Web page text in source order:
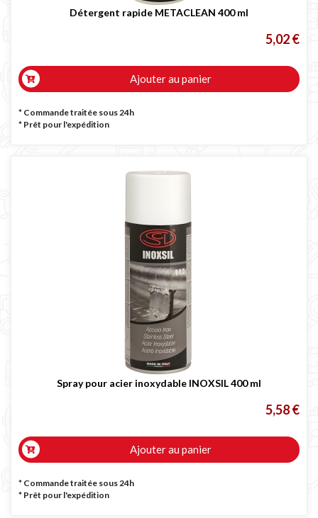
Détergent rapide METACLEAN 400 ml
5,02 €
Ajouter au panier
* Commande traitée sous 24h
* Prêt pour l'expédition
Spray pour acier inoxydable INOXSIL 400 ml
5,58 €
Ajouter au panier
* Commande traitée sous 24h
* Prêt pour l'expédition